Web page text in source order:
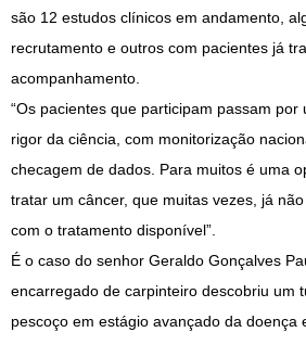
são 12 estudos clínicos em andamento,
recrutamento e outros com pacientes já
acompanhamento.
“Os pacientes que participam passam
rigor da ciência, com monitorização
checagem de dados. Para muitos é uma
tratar um câncer, que muitas vezes, já
com o tratamento disponível”.
É o caso do senhor Geraldo Gonçalves
encarregado de carpinteiro descobriu um
pescoço em estágio avançado da doença